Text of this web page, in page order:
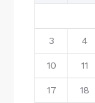
3 4
10 11
17 18